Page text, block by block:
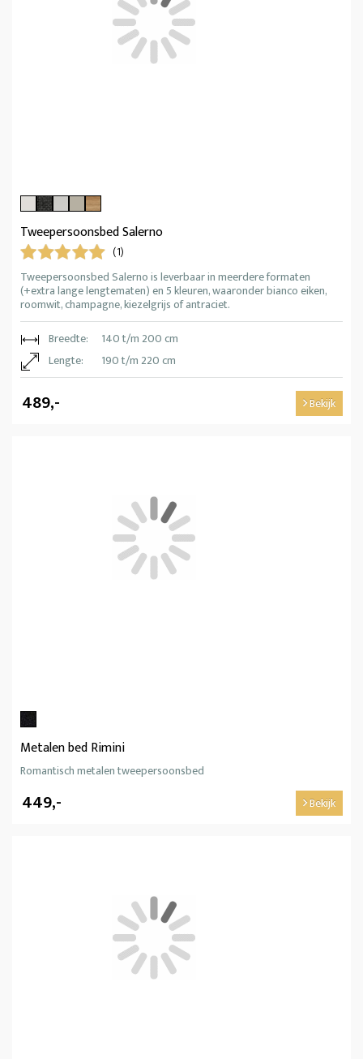
Tweepersoonsbed Salerno
(1)
Tweepersoonsbed Salerno is leverbaar in meerdere formaten
(+extra lange lengtematen) en 5 kleuren, waaronder bianco eiken,
roomwit, champagne, kiezelgrijs of antraciet.
Breedte:
140 t/m 200 cm
Lengte:
190 t/m 220 cm
489,- Bekijk
Metalen bed Rimini
Romantisch metalen tweepersoonsbed
449,- Bekijk